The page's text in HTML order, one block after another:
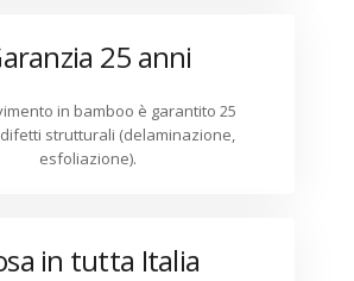
25 anni
in bamboo è garantito 25
strutturali (delaminazione,
esfoliazione).
in tutta Italia